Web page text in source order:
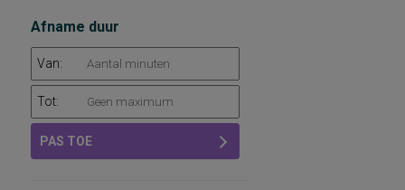
Afname duur
Van:
Tot:
PAS TOE